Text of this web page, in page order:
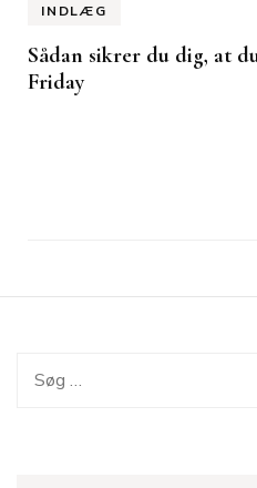
INDLÆG
Sådan sikrer du dig, at
Friday
Søg